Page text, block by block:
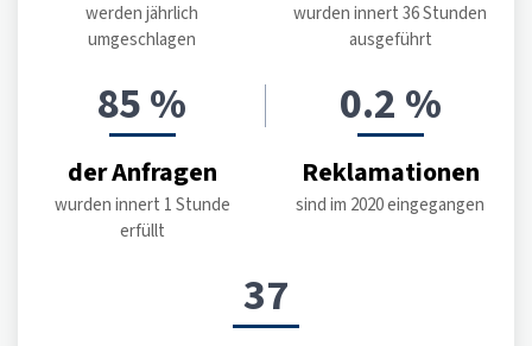
werden jährlich
umgeschlagen
wurden innert 36 Stunden
ausgeführt
85
der Anfragen
wurden innert 1 Stunde
erfüllt
0.2
Reklamationen
sind im 2020 eingegangen
38